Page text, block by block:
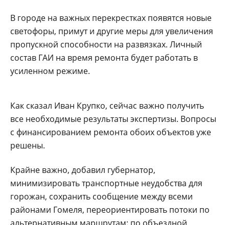
В городе на важных перекрестках появятся новые
светофоры, примут и другие меры для увеличения
пропускной способности на развязках. Личный
состав ГАИ на время ремонта будет работать в
усиленном режиме.
Как сказал Иван Крупко, сейчас важно получить
все необходимые результаты экспертизы. Вопросы
с финансированием ремонта обоих объектов уже
решены.
Крайне важно, добавил губернатор,
минимизировать транспортные неудобства для
горожан, сохранить сообщение между всеми
районами Гомеля, переориентировать потоки по